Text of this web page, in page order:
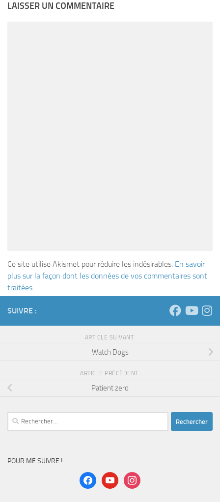
LAISSER UN COMMENTAIRE
Ce site utilise Akismet pour réduire les indésirables. En savoir
plus sur la façon dont les données de vos commentaires sont
traitées.
SUIVRE :
ARTICLE SUIVANT
Watch Dogs
ARTICLE PRÉCÉDENT
Patient zero
Rechercher :
POUR ME SUIVRE !
facebookyoutubeinstagram